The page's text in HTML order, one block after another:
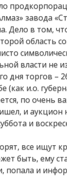
завода
Дело в том,
область
власти не
дня торгов –
(как и.о.
по очень
и аукцион
и
все ищут
быть, ему
попала и